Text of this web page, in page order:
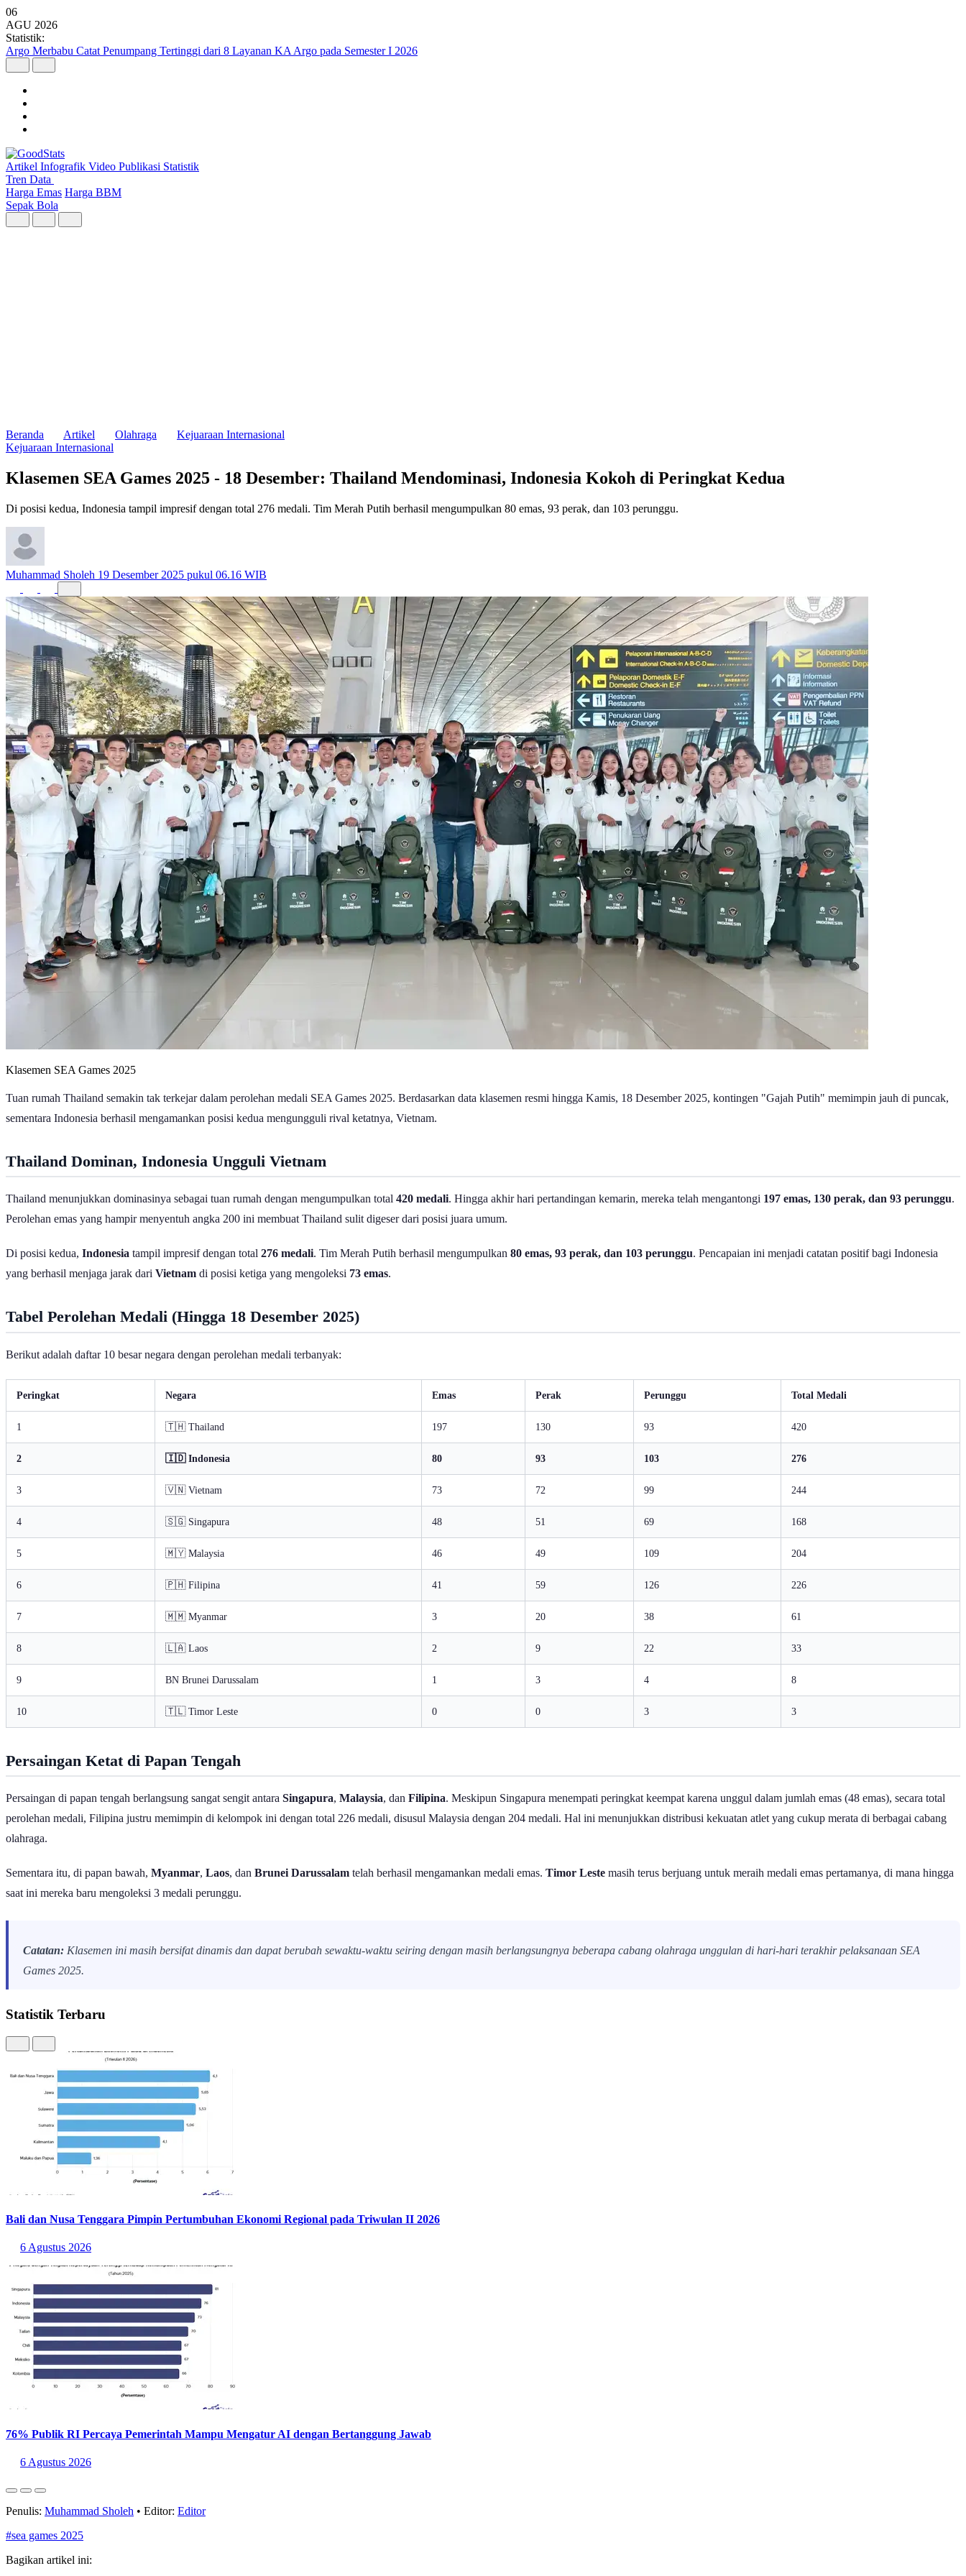
06
AGU 2026
Statistik:
Argo Merbabu Catat Penumpang Tertinggi dari 8 Layanan KA Argo pada Semester I 2026
Artikel Infografik Video Publikasi Statistik
Tren Data
Harga Emas Harga BBM
Sepak Bola
Beranda Artikel Olahraga
Kejuaraan Internasional
Kejuaraan Internasional
Klasemen SEA Games 2025 - 18 Desember: Thailand Mendominasi, Indonesia Kokoh di Peringkat Kedua
Di posisi kedua, Indonesia tampil impresif dengan total 276 medali. Tim Merah Putih berhasil mengumpulkan 80 emas, 93 perak, dan 103 perunggu.
Muhammad Sholeh 19 Desember 2025 pukul 06.16 WIB
Klasemen SEA Games 2025
Tuan rumah Thailand semakin tak terkejar dalam perolehan medali SEA Games 2025. Berdasarkan data klasemen resmi hingga Kamis, 18 Desember 2025, kontingen "Gajah Putih" memimpin jauh di puncak,
sementara Indonesia berhasil mengamankan posisi kedua mengungguli rival ketatnya, Vietnam.
Thailand Dominan, Indonesia Ungguli Vietnam
Thailand menunjukkan dominasinya sebagai tuan rumah dengan mengumpulkan total 420 medali. Hingga akhir hari pertandingan kemarin, mereka telah mengantongi 197 emas, 130 perak, dan 93 perunggu.
Perolehan emas yang hampir menyentuh angka 200 ini membuat Thailand sulit digeser dari posisi juara umum.
Di posisi kedua, Indonesia tampil impresif dengan total 276 medali. Tim Merah Putih berhasil mengumpulkan 80 emas, 93 perak, dan 103 perunggu. Pencapaian ini menjadi catatan positif bagi Indonesia
yang berhasil menjaga jarak dari Vietnam di posisi ketiga yang mengoleksi 73 emas.
Tabel Perolehan Medali (Hingga 18 Desember 2025)
Berikut adalah daftar 10 besar negara dengan perolehan medali terbanyak:
Peringkat Negara Emas Perak Perunggu Total Medali
1 🇹🇭 Thailand 197 130 93 420
2 🇮🇩 Indonesia 80 93 103 276
3 🇻🇳 Vietnam 73 72 99 244
4 🇸🇬 Singapura 48 51 69 168
5 🇲🇾 Malaysia 46 49 109 204
6 🇵🇭 Filipina 41 59 126 226
7 🇲🇲 Myanmar 3 20 38 61
8 🇱🇦 Laos 2 9 22 33
9 BN Brunei Darussalam 1 3 4 8
10 🇹🇱 Timor Leste 0 0 3 3
Persaingan Ketat di Papan Tengah
Persaingan di papan tengah berlangsung sangat sengit antara Singapura, Malaysia, dan Filipina. Meskipun Singapura menempati peringkat keempat karena unggul dalam jumlah emas (48 emas), secara total
perolehan medali, Filipina justru memimpin di kelompok ini dengan total 226 medali, disusul Malaysia dengan 204 medali. Hal ini menunjukkan distribusi kekuatan atlet yang cukup merata di berbagai cabang
olahraga.
Sementara itu, di papan bawah, Myanmar, Laos, dan Brunei Darussalam telah berhasil mengamankan medali emas. Timor Leste masih terus berjuang untuk meraih medali emas pertamanya, di mana hingga
saat ini mereka baru mengoleksi 3 medali perunggu.
Catatan: Klasemen ini masih bersifat dinamis dan dapat berubah sewaktu-waktu seiring dengan masih berlangsungnya beberapa cabang olahraga unggulan di hari-hari terakhir pelaksanaan SEA
Games 2025.
Statistik Terbaru
Bali dan Nusa Tenggara Pimpin Pertumbuhan Ekonomi Regional pada Triwulan II 2026
6 Agustus 2026
76% Publik RI Percaya Pemerintah Mampu Mengatur AI dengan Bertanggung Jawab
6 Agustus 2026
Penulis: Muhammad Sholeh • Editor: Editor
#sea games 2025
Bagikan artikel ini: